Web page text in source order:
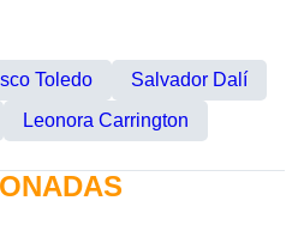
Toledo
Salvador Dalí
Leonora Carrington